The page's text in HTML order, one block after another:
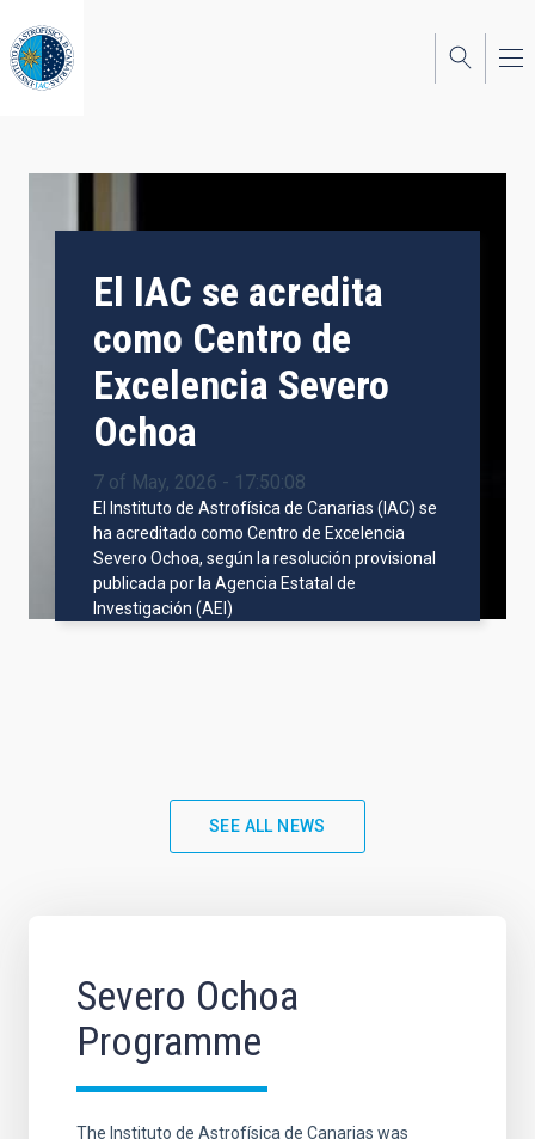
to
main
content
El IAC se acredita
como Centro de
Excelencia Severo
Ochoa
7 of May, 2026 - 17:50:08
El Instituto de Astrofísica de Canarias (IAC) se
ha acreditado como Centro de Excelencia
Severo Ochoa, según la resolución provisional
publicada por la Agencia Estatal de
Investigación (AEI)
SEE ALL NEWS
Severo Ochoa
Programme
The Instituto de Astrofísica de Canarias was